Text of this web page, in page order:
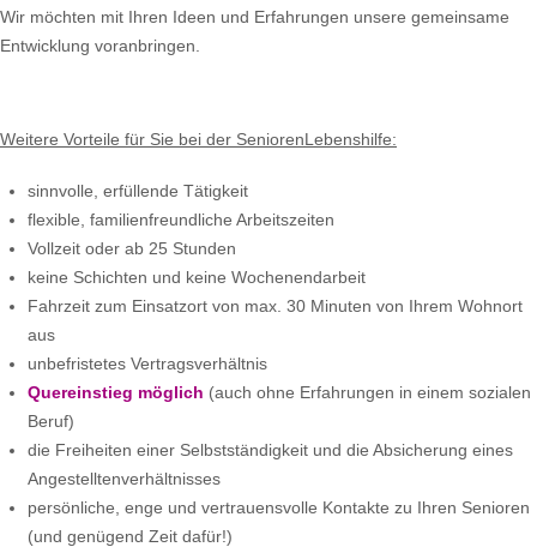
Wir möchten mit Ihren Ideen und Erfahrungen unsere gemeinsame
Entwicklung voranbringen.
Weitere Vorteile für Sie bei der SeniorenLebenshilfe:
sinnvolle, erfüllende Tätigkeit
flexible, familienfreundliche Arbeitszeiten
Vollzeit oder ab 25 Stunden
keine Schichten und keine Wochenendarbeit
Fahrzeit zum Einsatzort von max. 30 Minuten von Ihrem Wohnort
aus
unbefristetes Vertragsverhältnis
Quereinstieg möglich (auch ohne Erfahrungen in einem sozialen
Beruf)
die Freiheiten einer Selbstständigkeit und die Absicherung eines
Angestelltenverhältnisses
persönliche, enge und vertrauensvolle Kontakte zu Ihren Senioren
(und genügend Zeit dafür!)